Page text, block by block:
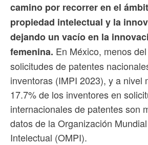
camino por recorrer en el
propiedad intelectual y la
dejando un vacío en la
femenina. En México, menos
solicitudes de patentes
inventoras (IMPI 2023), y a nivel
17.7% de los inventores en
internacionales de patentes son
datos de la Organización
Intelectual (OMPI).